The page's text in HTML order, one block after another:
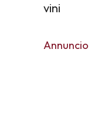
vini
Annuncio